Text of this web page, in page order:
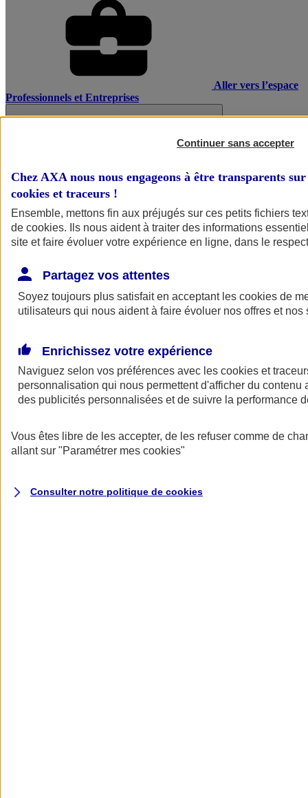
Aller vers l’espace
Professionnels et Entreprises
AXA Assurance
Continuer sans accepter
Chez AXA nous nous engageons à être transparents
cookies et traceurs !
Ensemble, mettons fin aux préjugés sur ces petits fichiers
de cookies. Ils nous aident à traiter des informations
site et faire évoluer votre expérience en ligne, dans le
Partagez vos attentes
Soyez toujours plus satisfait en acceptant les cookies de
utilisateurs qui nous aident à faire évoluer nos offres et nos
Enrichissez votre expérience
Naviguez selon vos préférences avec les cookies et
personnalisation qui nous permettent d'afficher du contenu
des publicités personnalisées et de suivre la performance
Vous êtes libre de les accepter, de les refuser comme de
allant sur "Paramétrer mes cookies"
Consulter notre politique de cookies